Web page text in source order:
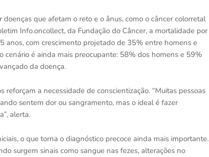
que afetam o reto e o ânus, como o câncer colorretal
Info.oncollect, da Fundação do Câncer, a mortalidade por
anos, com crescimento projetado de 35% entre homens e
é ainda mais preocupante: 58% dos homens e 59%
da doença.
a necessidade de conscientização. “Muitas pessoas
sentem dor ou sangramento, mas o ideal é fazer
alerta.
o que torna o diagnóstico precoce ainda mais importante.
surgem sinais como sangue nas fezes, alterações no